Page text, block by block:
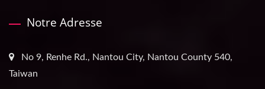
Notre Adresse
No 9, Renhe Rd., Nantou City, Nantou County 540,
Taiwan